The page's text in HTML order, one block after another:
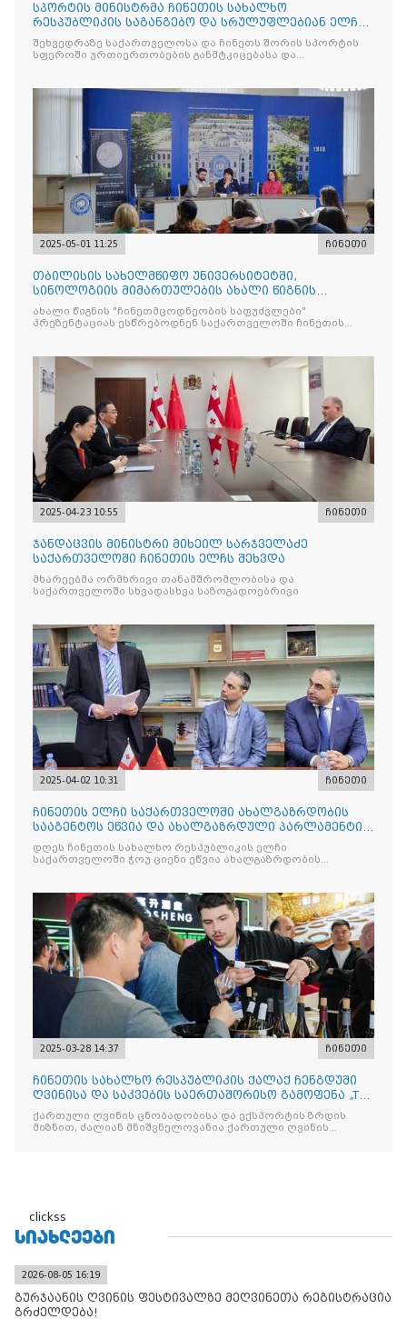
სპორტის მინისტრმა ჩინეთის სახალხო
რესპუბლიკის საგანგებო და სრულუფლებიან ელჩს
უმასპინძლა
შეხვედრაზე საქართველოსა და ჩინეთს შორის სპორტის
სფეროში ურთიერთობების განმტკიცებასა და
2025-05-01 11:25 ჩინეთი
თბილისის სახელმწიფო უნივერსიტეტში,
სინოლოგიის მიმართულების ახალი წიგნის
"ჩინეთმცოდნეობის საფუძვ
ახალი წიგნის "ჩინეთმცოდნეობის საფუძვლები"
პრეზენტაციას ესწრებოდნენ საქართველოში ჩინეთის
2025-04-23 10:55 ჩინეთი
ჯანდაცვის მინისტრი მიხეილ სარჯველაძე
საქართველოში ჩინეთის ელჩს შეხვდა
მხარეებმა ორმხრივი თანამშრომლობისა და
საქართველოში სხვადასხვა საზოგადოებრივი
2025-04-02 10:31 ჩინეთი
ჩინეთის ელჩი საქართველოში ახალგაზრდობის
სააგენტოს ეწვია და ახალგაზრდული პარლამენტის
სტუდენტებს შეხვდ
დღეს ჩინეთის სახალხო რესპუბლიკის ელჩი
საქართველოში ჭოუ ციენი ეწვია ახალგაზრდობის
2025-03-28 14:37 ჩინეთი
ჩინეთის სახალხო რესპუბლიკის ქალაქ ჩენგდუში
ღვინისა და საკვების საერთაშორისო გამოფენა „The
China Food
ქართული ღვინის ცნობადობისა და ექსპორტის ზრდის
მიზნით, ძალიან მნიშვნელოვანია ქართული ღვინის
clickss
ᲡᲘᲐᲮᲚᲔᲔᲑᲘ
2026-08-05 16:19
გურჯაანის ღვინის ფესტივალზე მეღვინეთა რეგისტრაცია
გრძელდება!